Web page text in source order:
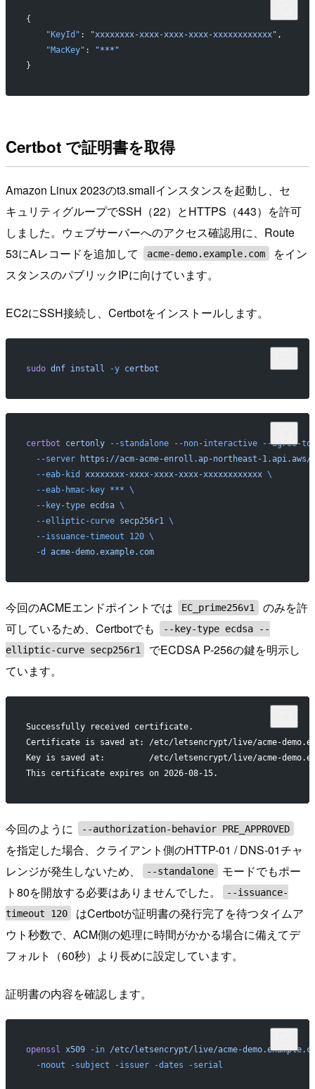
{
    "KeyId"
: "xxxxxxxx-xxxx-xxxx-xxxx-xxxxxxxxxxxx" ,
    "MacKey"
:
"***"
}
Certbot で証明書を取得
Amazon Linux 2023のt3.smallインスタンスを起動し、セ
キュリティグループでSSH（22）とHTTPS（443）を許可
しました。ウェブサーバーへのアクセス確認用に、Route
53にAレコードを追加して
acme-demo.example.com
をイン
スタンスのパブリックIPに向けています。
EC2にSSH接続し、Certbotをインストールします。
sudo dnf install -y certbot
certbot certonly --standalone --non-interactive --agree-
  --server
https://acm-acme-enroll.ap-northeast-1.api.aws/
  --eab-kid
xxxxxxxx-xxxx-xxxx-xxxx-xxxxxxxxxxxx \
  --eab-hmac-key
*** \
  --key-type
ecdsa \
  --elliptic-curve
secp256r1 \
  --issuance-timeout
120 \
  -d
acme-demo.example.com
今回のACMEエンドポイントでは EC_prime256v1
のみを許
可しているため、Certbotでも
--key-type ecdsa --
elliptic-curve secp256r1
でECDSA P-256の鍵を明示し
ています。
Successfully received certificate.
Certificate is saved at: /etc/letsencrypt/live/acme-
Key is saved at:         /etc/letsencrypt/live/acme-
This certificate expires on 2026-08-15.
今回のように --authorization-behavior PRE_APPROVED
を指定した場合、クライアント側のHTTP-01 / DNS-01チャ
レンジが発生しないため、
--standalone
モードでもポー
ト80を開放する必要はありませんでした。
--issuance-
timeout 120
はCertbotが証明書の発行完了を待つタイムア
ウト秒数で、ACM側の処理に時間がかかる場合に備えてデ
フォルト（60秒）より長めに設定しています。
証明書の内容を確認します。
openssl x509 -in /etc/letsencrypt/live/acme-
  -noout
-subject -issuer -dates -serial